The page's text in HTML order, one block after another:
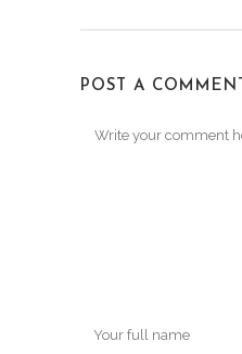
POST A COMMENT